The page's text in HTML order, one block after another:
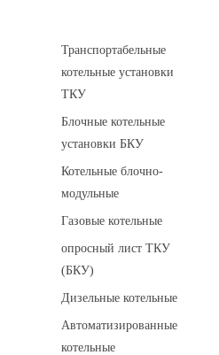
Транспортабельные
котельные установки
ТКУ
Блочные котельные
установки БКУ
Котельные блочно-
модульные
Газовые котельные
опросный лист ТКУ
(БКУ)
Дизельные котельные
Автоматизированные
котельные